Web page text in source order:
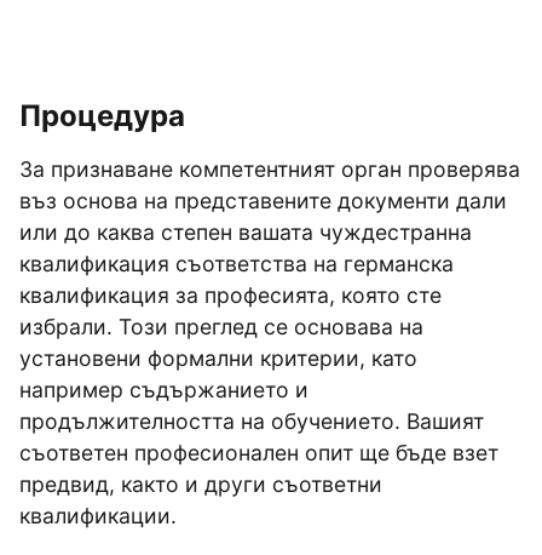
Процедура
За признаване компетентният орган проверява
въз основа на представените документи дали
или до каква степен вашата чуждестранна
квалификация съответства на германска
квалификация за професията, която сте
избрали. Този преглед се основава на
установени формални критерии, като
например съдържанието и
продължителността на обучението. Вашият
съответен професионален опит ще бъде взет
предвид, както и други съответни
квалификации.